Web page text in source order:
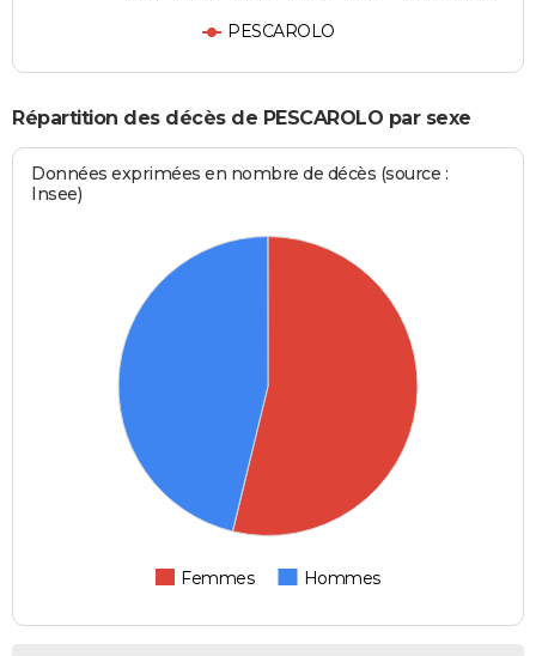
PESCAROLO
Répartition des décès de PESCAROLO par sexe
Données exprimées en nombre de décès (source :
Insee)
Femmes Hommes